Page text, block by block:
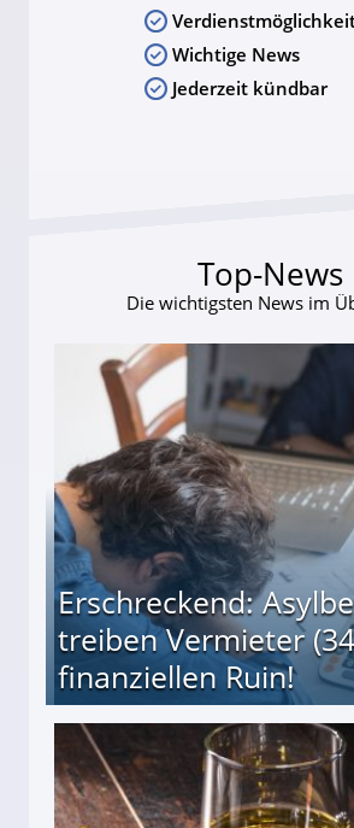
Wichtige News
Jederzeit kündbar
Top-News
Die wichtigsten News im
Erschreckend:
treiben Vermieter
finanziellen Ruin!
(34) in den finanziellen Ruin!